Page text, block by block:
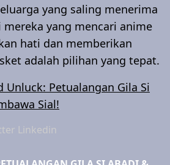
yang saling menerima
yang mencari anime
hati dan memberikan
adalah pilihan yang tepat.
Unluck: Petualangan Gila Si
Sial!
Linkedin